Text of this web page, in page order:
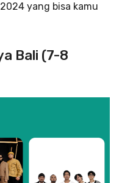
yang bisa kamu
Bali (7-8